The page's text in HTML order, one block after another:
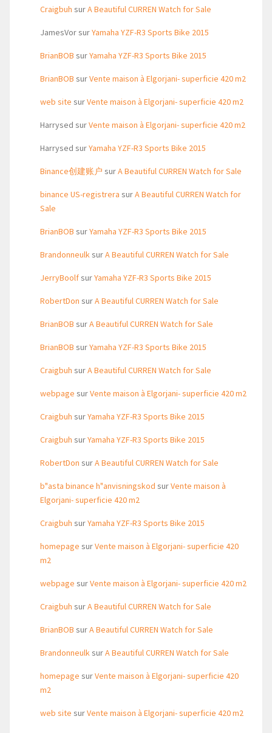
Craigbuh surA Beautiful CURREN Watch for Sale
JamesVorsurYamaha YZF-R3 Sports Bike 2015
BrianBOB surYamaha YZF-R3 Sports Bike 2015
BrianBOB surVente maison à Elgorjani- superficie 420 m2
web site surVente maison à Elgorjani- superficie 420 m2
Harrysed surVente maison à Elgorjani- superficie 420 m2
Harrysed surYamaha YZF-R3 Sports Bike 2015
Binance创建账户 surA Beautiful CURREN Watch for Sale
binance US-registrera surA Beautiful CURREN Watch for
Sale
BrianBOB surYamaha YZF-R3 Sports Bike 2015
BrandonneulksurA Beautiful CURREN Watch for Sale
JerryBoolfsurYamaha YZF-R3 Sports Bike 2015
RobertDon surA Beautiful CURREN Watch for Sale
BrianBOB surA Beautiful CURREN Watch for Sale
BrianBOB surYamaha YZF-R3 Sports Bike 2015
Craigbuh surA Beautiful CURREN Watch for Sale
webpage surVente maison à Elgorjani- superficie 420 m2
Craigbuh surYamaha YZF-R3 Sports Bike 2015
Craigbuh surYamaha YZF-R3 Sports Bike 2015
RobertDon surA Beautiful CURREN Watch for Sale
b"asta binance h"anvisningskod surVente maison à
Elgorjani- superficie 420 m2
Craigbuh surYamaha YZF-R3 Sports Bike 2015
homepage surVente maison à Elgorjani- superficie 420
m2
webpage surVente maison à Elgorjani- superficie 420 m2
Craigbuh surA Beautiful CURREN Watch for Sale
BrianBOB surA Beautiful CURREN Watch for Sale
BrandonneulksurA Beautiful CURREN Watch for Sale
homepage surVente maison à Elgorjani- superficie 420
m2
web site surVente maison à Elgorjani- superficie 420 m2